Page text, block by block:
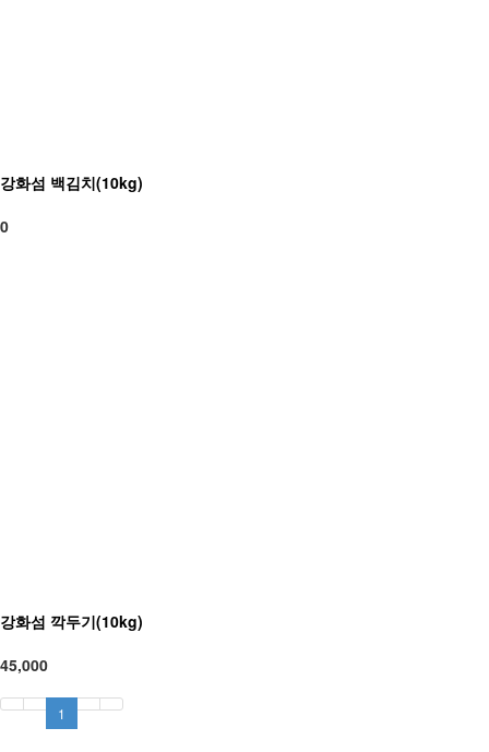
강화섬 백김치(10kg)
0
강화섬 깍두기(10kg)
45,000
1